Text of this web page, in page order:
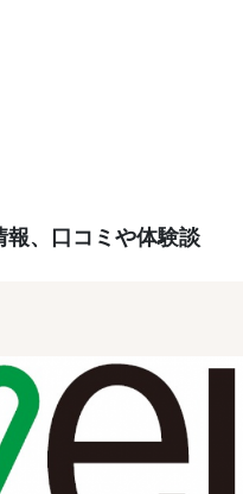
報、口コミや体験談